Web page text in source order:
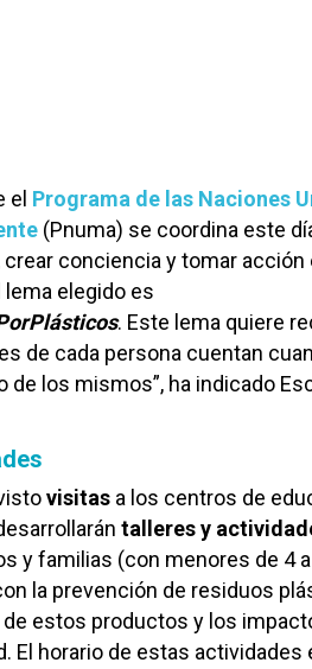
el Programa de las Naciones
(Pnuma) se coordina este
conciencia y tomar acción
lema elegido es
. Este lema quiere
de cada persona cuentan
de los mismos”, ha indicado
visitas a los centros de
talleres y
y familias (con menores de 4
la prevención de residuos
estos productos y los
El horario de estas actividades